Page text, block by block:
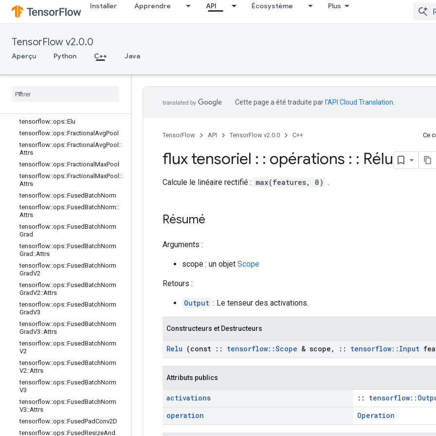
Installer Apprendre API Écosystème Plus
TensorFlow v2.0.0
Aperçu Python C++ Java
tensorflow::ops::DepthwiseConv2dN
ativeBackpropInput
ativeBackpropInput::Attrs
Dilation2DBackprop
tensorflow::ops::Elu
tensorflow::ops::Fractional AvgPool
tensorflow::ops::Fractional AvgPool ::
Attrs
tensorflow::ops::Fractional MaxPool
tensorflow::ops::Fractional MaxPool ::
Attrs
tensorflow::ops::FusedBatchNorm
tensorflow::ops::FusedBatchNorm::
Attrs
tensorflow::ops::FusedBatchNorm
Grad
tensorflow::ops::FusedBatchNorm
Grad ::Attrs
tensorflow::ops::FusedBatchNorm
GradV2
tensorflow::ops::FusedBatchNorm
GradV2::Attrs
tensorflow::ops::FusedBatchNorm
GradV3
tensorflow::ops::FusedBatchNorm
GradV3::Attrs
tensorflow::ops::FusedBatchNorm
V2
tensorflow::ops::FusedBatchNorm
V2::Attrs
tensorflow::ops::FusedBatchNorm
V3
tensorflow::ops::FusedBatchNorm
V3::Attrs
tensorflow::ops::FusedPadConv2D
tensorflow::ops::FusedResizeAnd
Cette page a été traduite par l'API Cloud Translation
TensorFlow API TensorFlow v2.0.0 C++ Ce
flux tensoriel : : opérations : : Rélu
Calcule le linéaire rectifié : max(features, 0) .
Résumé
Arguments :
scope : un objet Scope
Retours :
Output : Le tenseur des activations.
Constructeurs et Destructeurs
Relu (const :: tensorflow::Scope & scope , :: tensorflow:: Input
Attributs publics
activations ::
operation
Operation